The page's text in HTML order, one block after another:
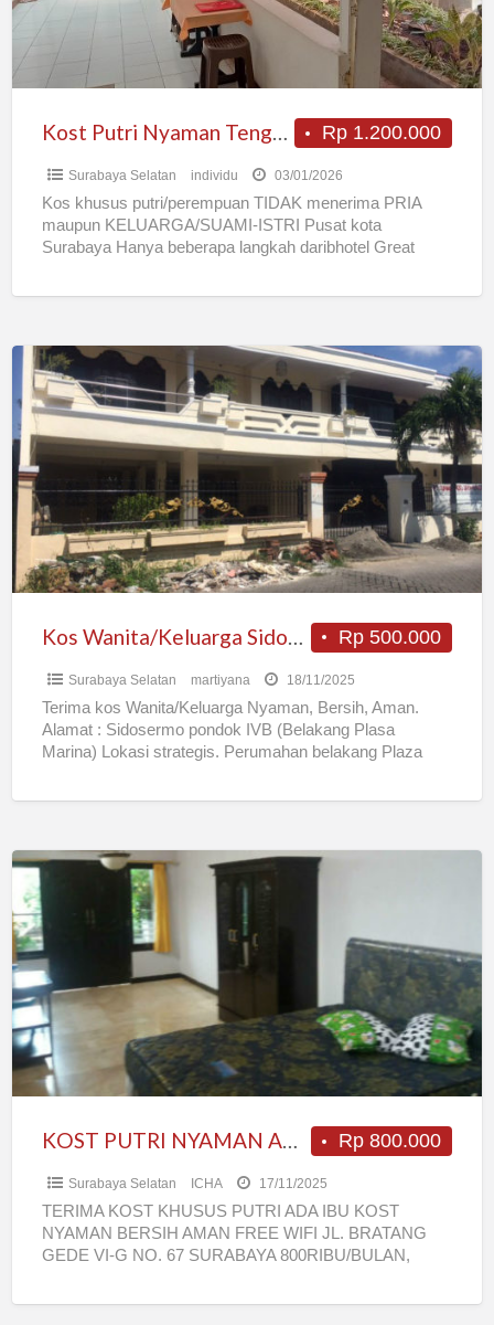
Rp 1.200.000
Kost Putri Nyaman Tengah Kota
Surabaya Selatan individu 03/01/2026
Kos khusus putri/perempuan TIDAK menerima PRIA
maupun KELUARGA/SUAMI-ISTRI Pusat kota
Surabaya Hanya beberapa langkah daribhotel Great
[…]
Kos
Wanita/Keluarga
Sidosermo
Nyaman
Bersih
Belakang
Plaza
Marina
Rp 500.000
Kos Wanita/Keluarga Sidosermo Nyaman Bersih Belakang Plaza Marina
Surabaya Selatan martiyana 18/11/2025
Terima kos Wanita/Keluarga Nyaman, Bersih, Aman.
Alamat : Sidosermo pondok IVB (Belakang Plasa
Marina) Lokasi strategis. Perumahan belakang Plaza
KOST
PUTRI
NYAMAN
AMAN
BERSIH
Rp 800.000
KOST PUTRI NYAMAN AMAN BERSIH
Surabaya Selatan ICHA 17/11/2025
TERIMA KOST KHUSUS PUTRI ADA IBU KOST
NYAMAN BERSIH AMAN FREE WIFI JL. BRATANG
GEDE VI-G NO. 67 SURABAYA 800RIBU/BULAN,